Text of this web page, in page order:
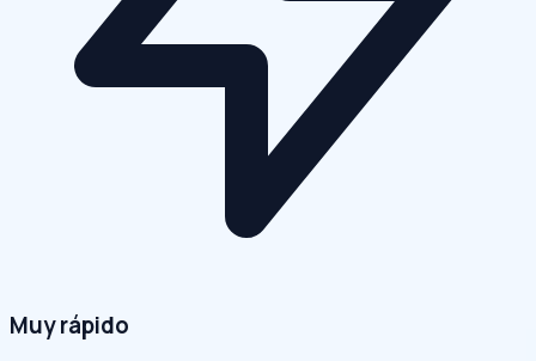
Muy rápido